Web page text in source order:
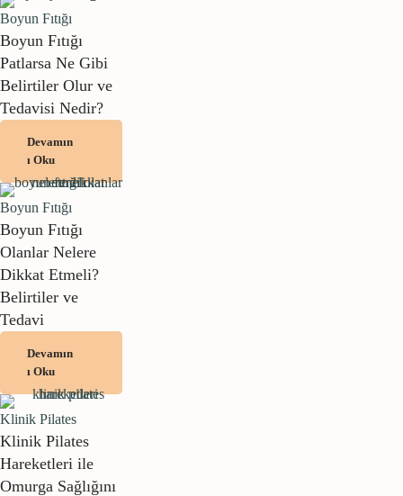
Boyun Fıtığı
Boyun Fıtığı
Patlarsa Ne Gibi
Belirtiler Olur ve
Tedavisi Nedir?
Devamın
ı Oku
Boyun Fıtığı
Boyun Fıtığı
Olanlar Nelere
Dikkat Etmeli?
Belirtiler ve
Tedavi
Devamın
ı Oku
Klinik Pilates
Klinik Pilates
Hareketleri ile
Omurga Sağlığını